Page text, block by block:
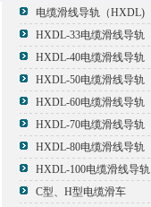
电缆滑线导轨（HXDL)
HXDL-33电缆滑线导轨
HXDL-40电缆滑线导轨
HXDL-50电缆滑线导轨
HXDL-60电缆滑线导轨
HXDL-70电缆滑线导轨
HXDL-80电缆滑线导轨
HXDL-100电缆滑线导轨
C型、H型电缆滑车